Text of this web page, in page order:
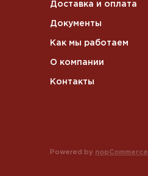
Доставка и оплата
Документы
Как мы работаем
О компании
Контакты
Powered by nopCommerce